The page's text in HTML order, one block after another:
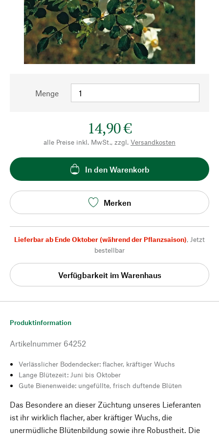
Menge
14,90 €
alle Preise inkl. MwSt., zzgl. Versandkosten
In den Warenkorb
Merken
Lieferbar ab Ende Oktober (während der Pflanzsaison), Jetzt
bestellbar
Verfügbarkeit im Warenhaus
Produktinformation
Artikelnummer 64252
Verlässlicher Bodendecker: flacher, kräftiger Wuchs
Lange Blütezeit: Juni bis Oktober
Gute Bienenweide: ungefüllte, frisch duftende Blüten
Das Besondere an dieser Züchtung unseres Lieferanten
ist ihr wirklich flacher, aber kräftiger Wuchs, die
unermüdliche Blütenbildung sowie ihre Robustheit. Die